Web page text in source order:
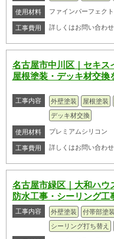
使用材料 ファインパーフェク
工事費用 詳しくはお問い合わ
名古屋市中川区｜セキス
屋根塗装・デッキ材交換
工事内容 外壁塗装 屋根塗装
デッキ材交換
使用材料 プレミアムシリコン
工事費用 詳しくはお問い合わ
名古屋市緑区｜大和ハウ
防水工事・シーリング
工事内容 外壁塗装
付帯部塗装
シーリング打ち替え